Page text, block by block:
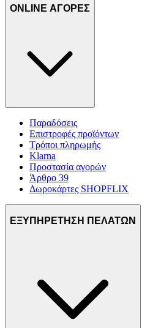
ONLINE ΑΓΟΡΕΣ
Παραδόσεις
Επιστροφές προϊόντων
Τρόποι πληρωμής
Klarna
Προστασία αγορών
Άρθρο 39
Δωροκάρτες SHOPFLIX
ΕΞΥΠΗΡΕΤΗΣΗ ΠΕΛΑΤΩΝ